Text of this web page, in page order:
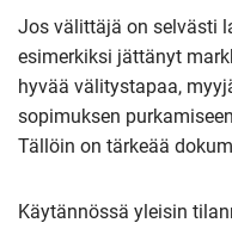
Jos välittäjä on selvästi
esimerkiksi jättänyt
hyvää välitystapaa,
sopimuksen
Tällöin on tärkeää
Käytännössä yleisin